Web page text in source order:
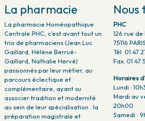
La pharmacie
La pharmacie Homéopathique
Centrale PHC, c’est avant tout un
trio de pharmaciens (Jean Luc
Gaillard, Hélène Berrué-
Gaillard, Nathalie Hervé)
passionnés par leur métier, au
parcours éclectique et
complémentaire, ayant su
associer tradition et modernité
au sein de leur spécialisation : la
préparation magistrale et
Nous
PHC
126 rue
75116 PARIS
Tél. 01 47
Fax. 01 47
Horaires
Lundi :
Mardi au
20h00
Samedi :